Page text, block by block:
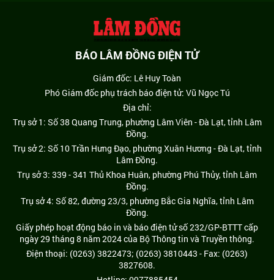
BÁO LÂM ĐỒNG ĐIỆN TỬ
Giám đốc: Lê Huy Toàn
Phó Giám đốc phụ trách báo điện tử: Vũ Ngọc Tú
Địa chỉ:
Trụ sở 1: Số 38 Quang Trung, phường Lâm Viên - Đà Lạt, tỉnh Lâm
Đồng.
Trụ sở 2: Số 10 Trần Hưng Đạo, phường Xuân Hương - Đà Lạt, tỉnh
Lâm Đồng.
Trụ sở 3: 339 - 341 Thủ Khoa Huân, phường Phú Thủy, tỉnh Lâm
Đồng.
Trụ sở 4: Số 82, đường 23/3, phường Bắc Gia Nghĩa, tỉnh Lâm
Đồng.
Giấy phép hoạt động báo in và báo điện tử số 232/GP-BTTT cấp
ngày 29 tháng 8 năm 2024 của Bộ Thông tin và Truyền thông.
Điện thoại: (0263) 3822473; (0263) 3810443 - Fax: (0263)
3827608.